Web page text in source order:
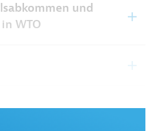
und
WTO